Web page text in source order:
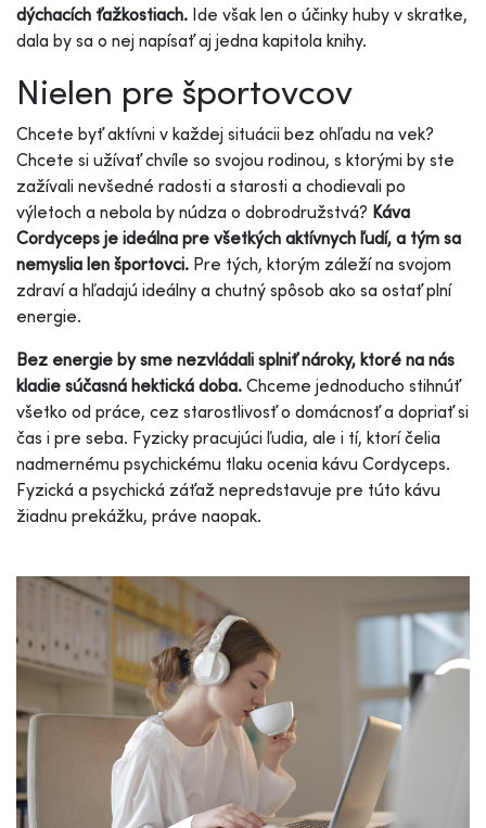
dýchacích ťažkostiach. Ide však len o účinky huby v skratke,
dala by sa o nej napísať aj jedna kapitola knihy.
Nielen pre športovcov
Chcete byť aktívni v každej situácii bez ohľadu na vek?
Chcete si užívať chvíle so svojou rodinou, s ktorými by ste
zažívali nevšedné radosti a starosti a chodievali po
výletoch a nebola by núdza o dobrodružstvá? Káva
Cordyceps je ideálna pre všetkých aktívnych ľudí, a tým sa
nemyslia len športovci. Pre tých, ktorým záleží na svojom
zdraví a hľadajú ideálny a chutný spôsob ako sa ostať plní
energie.
Bez energie by sme nezvládali splniť nároky, ktoré na nás
kladie súčasná hektická doba. Chceme jednoducho stihnúť
všetko od práce, cez starostlivosť o domácnosť a dopriať si
čas i pre seba. Fyzicky pracujúci ľudia, ale i tí, ktorí čelia
nadmernému psychickému tlaku ocenia kávu Cordyceps.
Fyzická a psychická záťaž nepredstavuje pre túto kávu
žiadnu prekážku, práve naopak.